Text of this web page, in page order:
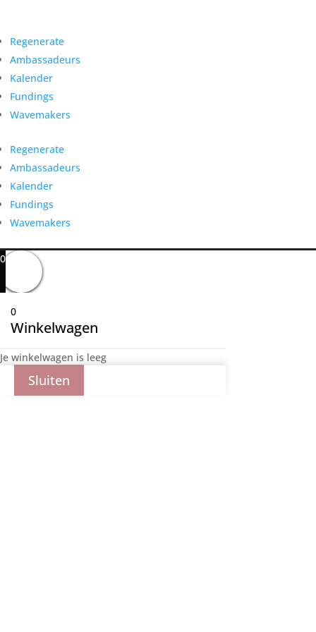
Regenerate
Ambassadeurs
Kalender
Fundings
Wavemakers
Regenerate
Ambassadeurs
Kalender
Fundings
Wavemakers
© Alle rechten voorbehouden. OAKED VZW |
Smedenstraat 28, 2610 Wilrijk | BE 0782.804.648
0
0
Winkelwagen
Je winkelwagen is leeg
Sluiten